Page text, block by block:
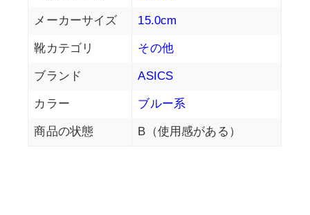
メーカーサイズ 15.0cm
靴カテゴリ その他
ブランド ASICS
カラー ブルー系
商品の状態 B（使用感がある）